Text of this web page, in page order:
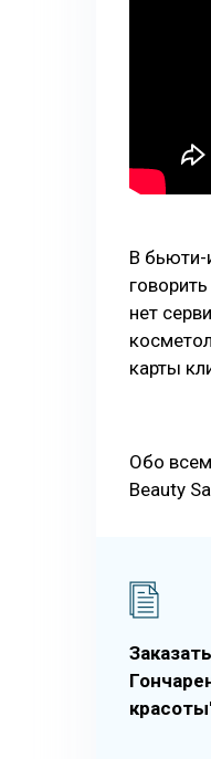
В бьюти-
нет
карты
Обо
Beauty